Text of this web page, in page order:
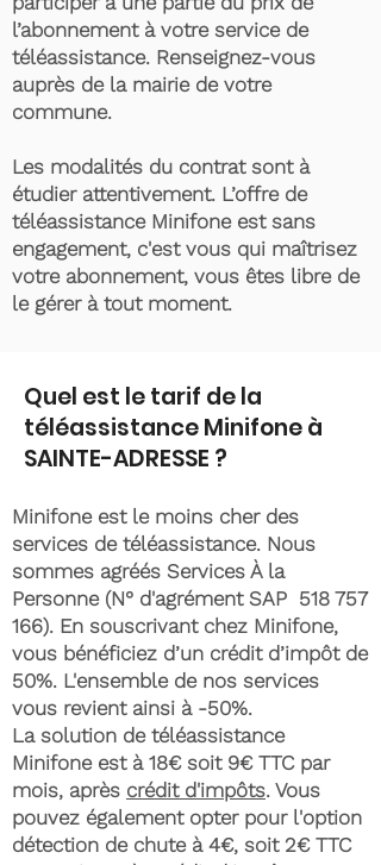
l’abonnement à votre service de
téléassistance. Renseignez-vous
auprès de la mairie de votre
commune.
Les modalités du contrat sont à
étudier attentivement. L’offre de
téléassistance Minifone est sans
engagement, c'est vous qui maîtrisez
votre abonnement, vous êtes libre de
le gérer à tout moment.
Quel est le tarif de la
téléassistance Minifone à
SAINTE-ADRESSE ?
Minifone est le moins cher des
services de téléassistance. Nous
sommes agréés Services À la
Personne (N° d'agrément SAP 518 757
166). En souscrivant chez Minifone,
vous bénéficiez d’un crédit d’impôt de
50%. L'ensemble de nos services
vous revient ainsi à -50%.
La solution de téléassistance
Minifone est à 18€ soit 9€ TTC par
mois, après crédit d'impôts. Vous
pouvez également opter pour l'option
détection de chute à 4€, soit 2€ TTC